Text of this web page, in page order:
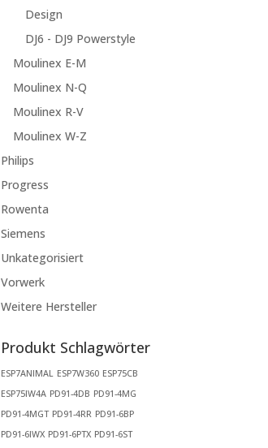
Design
DJ6 - DJ9 Powerstyle
Moulinex E-M
Moulinex N-Q
Moulinex R-V
Moulinex W-Z
Philips
Progress
Rowenta
Siemens
Unkategorisiert
Vorwerk
Weitere Hersteller
Produkt Schlagwörter
ESP7ANIMAL ESP7W360 ESP75CB
ESP75IW4A PD91-4DB PD91-4MG
PD91-4MGT PD91-4RR PD91-6BP
PD91-6IWX PD91-6PTX PD91-6ST